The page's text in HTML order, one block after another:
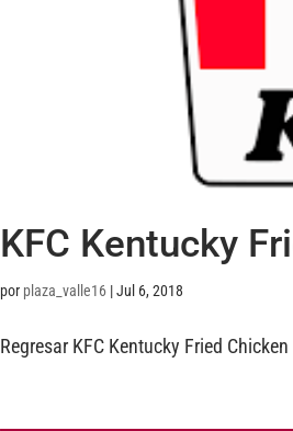
KFC Kentucky
por plaza_valle16|Jul 6, 2018
Regresar KFC Kentucky Fried